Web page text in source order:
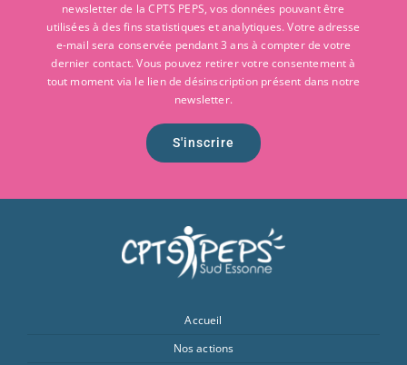
newsletter de la CPTS PEPS, vos données pouvant être
utilisées à des fins statistiques et analytiques. Votre adresse
e-mail sera conservée pendant 3 ans à compter de votre
dernier contact. Vous pouvez retirer votre consentement à
tout moment via le lien de désinscription présent dans notre
newsletter.
S'inscrire
Accueil
Nos actions